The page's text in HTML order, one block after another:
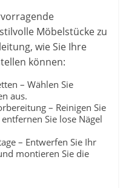
Möbelstücke zu
wie Sie Ihre
können:
– Wählen Sie
aus.
– Reinigen Sie
Sie lose Nägel
– Entwerfen Sie Ihr
montieren Sie die